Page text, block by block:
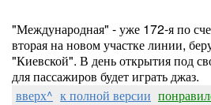
"Международная" - уже 172-я по
вторая на новом участке линии,
"Киевской". В день открытия под
для пассажиров будет играть джаз.
вверх^ к полной версии